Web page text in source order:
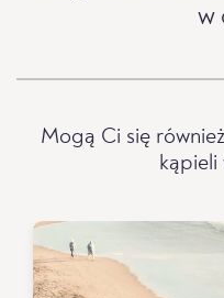
w
Mogą Ci się
kąpieli